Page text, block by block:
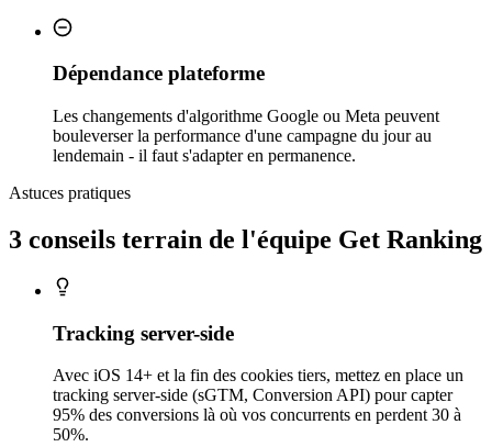
Dépendance plateforme
Les changements d'algorithme Google ou Meta peuvent
bouleverser la performance d'une campagne du jour au
lendemain - il faut s'adapter en permanence.
Astuces pratiques
3 conseils terrain de l'équipe Get Ranking
Tracking server-side
Avec iOS 14+ et la fin des cookies tiers, mettez en place un
tracking server-side (sGTM, Conversion API) pour capter
95% des conversions là où vos concurrents en perdent 30 à
50%.